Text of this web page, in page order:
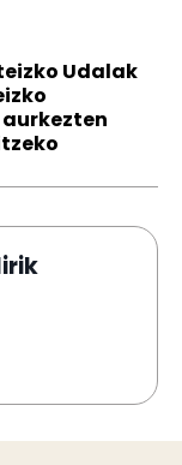
Udalak